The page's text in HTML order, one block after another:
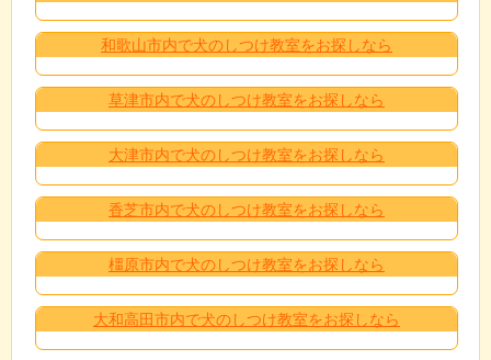
和歌山市内で犬のしつけ教室をお探しなら
草津市内で犬のしつけ教室をお探しなら
大津市内で犬のしつけ教室をお探しなら
香芝市内で犬のしつけ教室をお探しなら
橿原市内で犬のしつけ教室をお探しなら
大和高田市内で犬のしつけ教室をお探しなら